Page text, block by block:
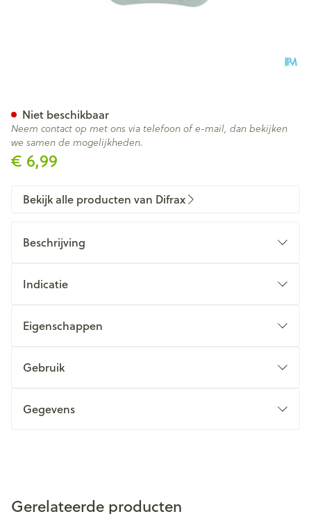
€ 6,99
Niet beschikbaar
Neem contact op met ons via telefoon of e-mail, dan bekijken
we samen de mogelijkheden.
Bekijk alle producten van Difrax
Beschrijving
Indicatie
Eigenschappen
Gebruik
Gegevens
Gerelateerde producten